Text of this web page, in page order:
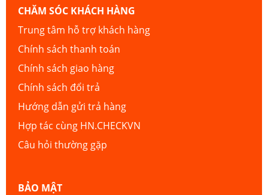
CHĂM SÓC KHÁCH HÀNG
Trung tâm hỗ trợ khách hàng
Chính sách thanh toán
Chính sách giao hàng
Chính sách đổi trả
Hướng dẫn gửi trả hàng
Hợp tác cùng HN.CHECKVN
Câu hỏi thường gặp
BẢO MẬT